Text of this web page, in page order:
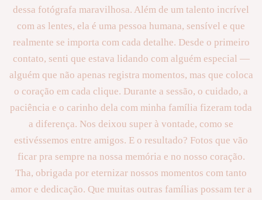
dessa fotógrafa maravilhosa. Além de um talento incrível
com as lentes, ela é uma pessoa humana, sensível e que
realmente se importa com cada detalhe. Desde o primeiro
contato, senti que estava lidando com alguém especial —
alguém que não apenas registra momentos, mas que coloca
o coração em cada clique. Durante a sessão, o cuidado, a
paciência e o carinho dela com minha família fizeram toda
a diferença. Nos deixou super à vontade, como se
estivéssemos entre amigos. E o resultado? Fotos que vão
ficar pra sempre na nossa memória e no nosso coração.
Tha, obrigada por eternizar nossos momentos com tanto
amor e dedicação. Que muitas outras famílias possam ter a